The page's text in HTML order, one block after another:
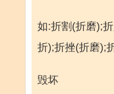
如:折割(折磨);
折);折挫(折磨);
毁坏